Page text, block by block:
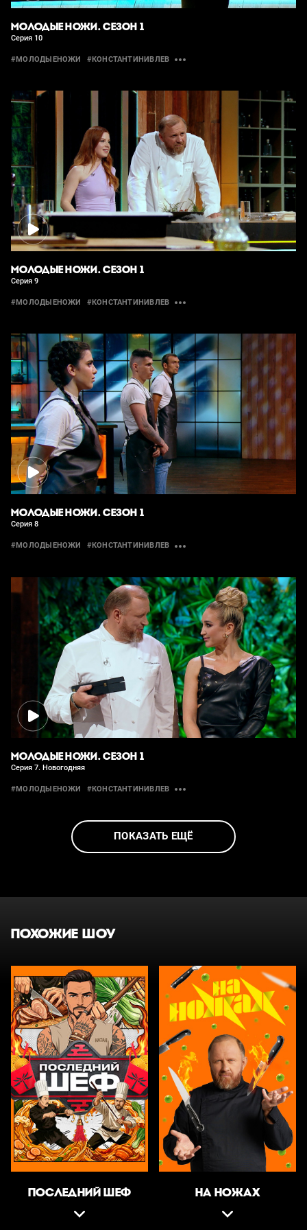
МОЛОДЫЕ НОЖИ. СЕЗОН 1
Серия 10
#МОЛОДЫЕНОЖИ #КОНСТАНТИНИВЛЕВ
МОЛОДЫЕ НОЖИ. СЕЗОН 1
Серия 9
#МОЛОДЫЕНОЖИ #КОНСТАНТИНИВЛЕВ
МОЛОДЫЕ НОЖИ. СЕЗОН 1
Серия 8
#МОЛОДЫЕНОЖИ #КОНСТАНТИНИВЛЕВ
МОЛОДЫЕ НОЖИ. СЕЗОН 1
Серия 7. Новогодняя
#МОЛОДЫЕНОЖИ #КОНСТАНТИНИВЛЕВ
ПОКАЗАТЬ ЕЩЁ
ПОХОЖИЕ ШОУ
ПОСЛЕДНИЙ ШЕФ НА НОЖАХ